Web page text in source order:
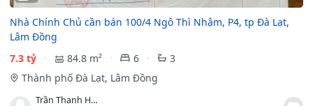
Nhà Chính Chủ cần bán 100/4 Ngô Thì Nhậm, P4, tp Đà Lạt,
Lâm Đồng
7.3 tỷ
84.8 m² 6
3
Thành phố Đà Lạt, Lâm Đồng
Trần Thanh Hồng